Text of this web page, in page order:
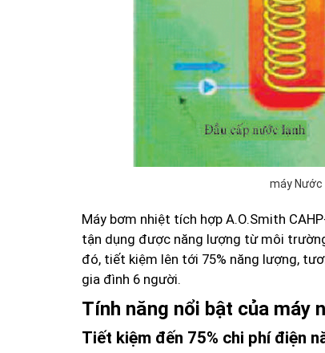
máy Nước
Máy bơm nhiệt tích hợp A.O.Smith
tận dụng được năng lượng từ môi
đó, tiết kiệm lên tới 75% năng lượng,
gia đình 6 người.
Tính năng nổi bật của máy
Tiết kiệm đến 75% chi phí điện